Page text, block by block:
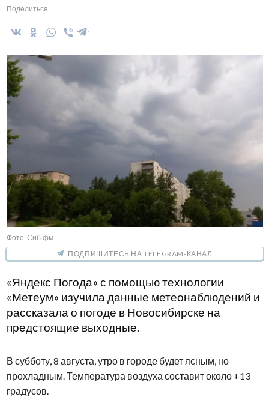
Поделиться
Фото: Сиб.фм
ПОДПИШИТЕСЬ НА TELEGRAM-КАНАЛ
«Яндекс Погода» с помощью технологии
«Метеум» изучила данные метеонаблюдений и
рассказала о погоде в Новосибирске на
предстоящие выходные.
В субботу, 8 августа, утро в городе будет ясным, но
прохладным. Температура воздуха составит около +13
градусов.